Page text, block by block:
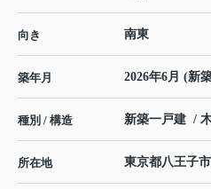
向き 南東
築年月 2026年6月 (新
種別 / 構造 新築一戸建 /
所在地 東京都八王子市